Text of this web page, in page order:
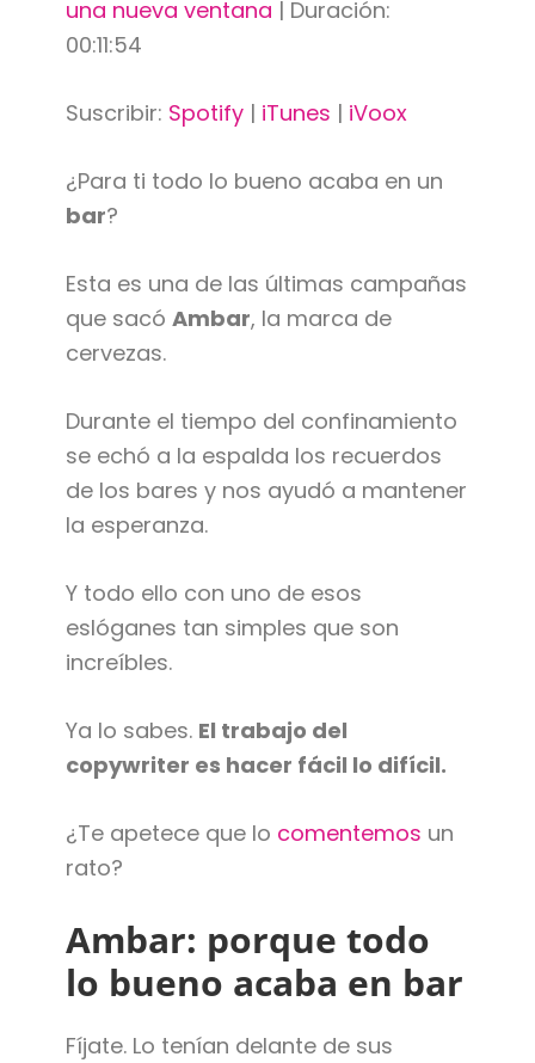
una nueva ventana | Duración:
00:11:54
Suscribir: Spotify| iTunes | iVoox
¿Para ti todo lo bueno acaba en un
bar?
Esta es una de las últimas campañas
que sacó Ambar, la marca de
cervezas.
Durante el tiempo del confinamiento
se echó a la espalda los recuerdos
de los bares y nos ayudó a mantener
la esperanza.
Y todo ello con uno de esos
eslóganes tan simples que son
increíbles.
Ya lo sabes. El trabajo del
copywriter es hacer fácil lo difícil.
¿Te apetece que lo comentemos un
rato?
Ambar: porque todo
lo bueno acaba en bar
Fíjate. Lo tenían delante de sus